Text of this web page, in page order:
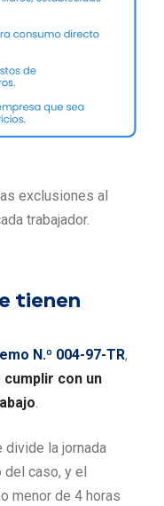
exclusiones al
trabajador.
tienen
N.º 004-97-TR,
con un
.
divide la jornada
del caso, y el
menor de 4 horas